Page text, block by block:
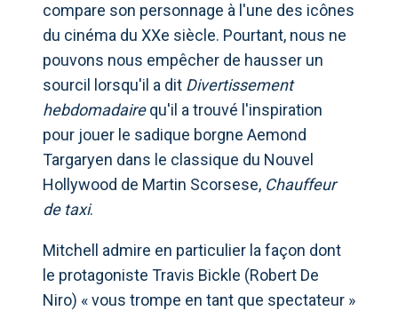
compare son personnage à l'une des icônes
du cinéma du XXe siècle. Pourtant, nous ne
pouvons nous empêcher de hausser un
sourcil lorsqu'il a dit Divertissement
hebdomadairequ'il a trouvé l'inspiration
pour jouer le sadique borgne Aemond
Targaryen dans le classique du Nouvel
Hollywood de Martin Scorsese, Chauffeur
de taxi.
Mitchell admire en particulier la façon dont
le protagoniste Travis Bickle (Robert De
Niro) « vous trompe en tant que spectateur »